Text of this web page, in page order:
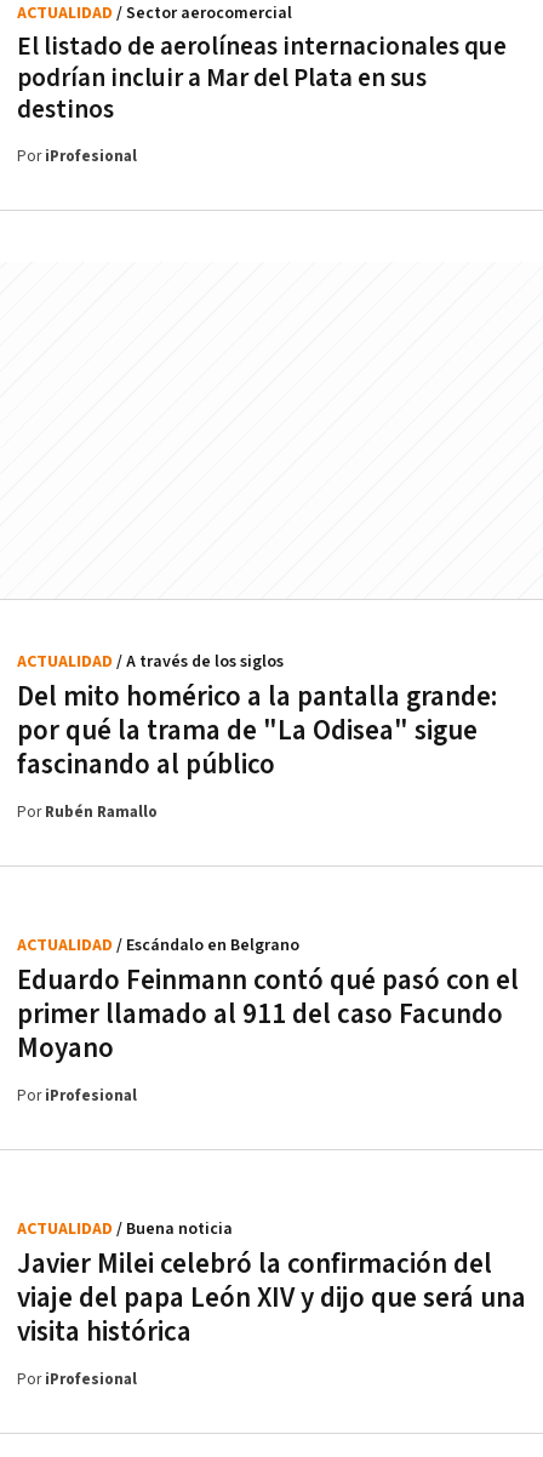
El listado de aerolíneas internacionales que
podrían incluir a Mar del Plata en sus
destinos
ACTUALIDAD / Sector aerocomercial
PoriProfesional
Del mito homérico a la pantalla grande:
por qué la trama de "La Odisea" sigue
fascinando al público
ACTUALIDAD / A través de los siglos
PorRubén Ramallo
Eduardo Feinmann contó qué pasó con el
primer llamado al 911 del caso Facundo
Moyano
ACTUALIDAD / Escándalo en Belgrano
PoriProfesional
Javier Milei celebró la confirmación del
viaje del papa León XIV y dijo que será una
visita histórica
ACTUALIDAD / Buena noticia
PoriProfesional